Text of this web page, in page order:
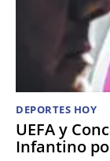
DEPORTES HOY
UEFA y
Infantino